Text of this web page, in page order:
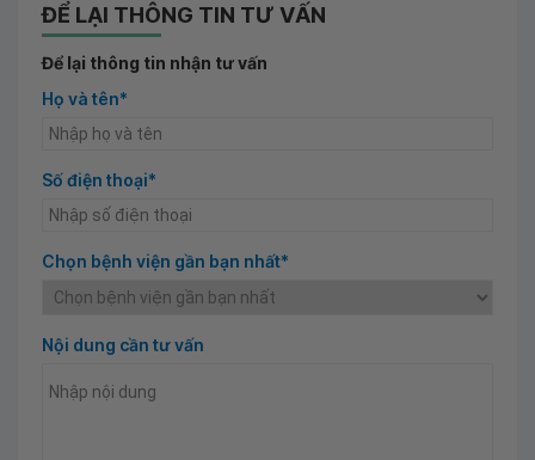
ĐỂ LẠI THÔNG TIN TƯ VẤN
Để lại thông tin nhận tư vấn
Họ và tên*
Số điện thoại*
Chọn bệnh viện gần bạn nhất*
Nội dung cần tư vấn